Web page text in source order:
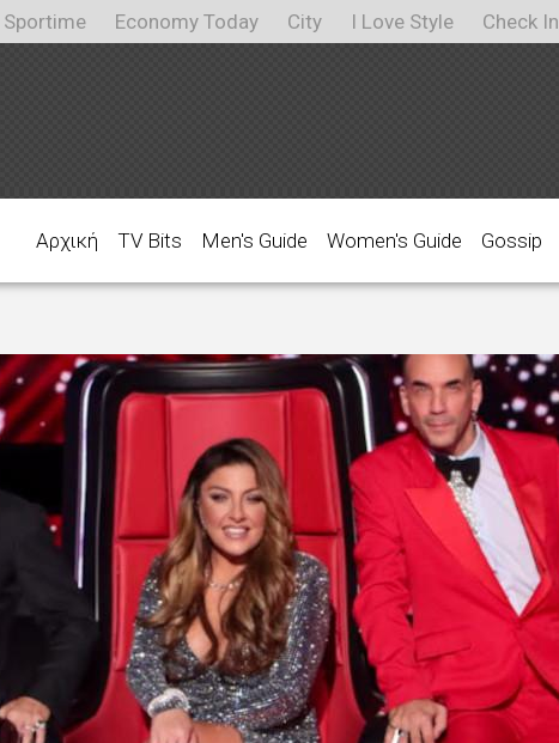
Sportime Economy Today City I Love Style Check In
Αρχική TV Bits Men's Guide Women's Guide Gossip